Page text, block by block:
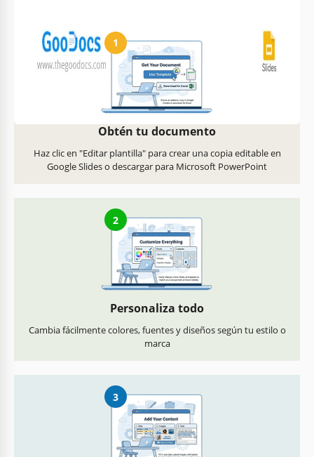
1
Obtén tu documento
Haz clic en "Editar plantilla" para crear una copia editable en
Google Slides o descargar para Microsoft PowerPoint
2
Personaliza todo
Cambia fácilmente colores, fuentes y diseños según tu estilo o
marca
3